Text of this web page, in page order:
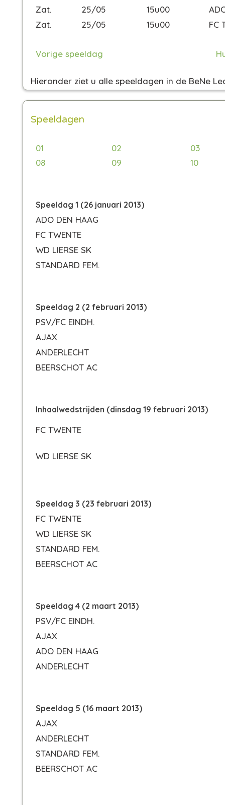
Zat.
25/05 15u00
Zat.
25/05 15u00 FC
Vorige speeldag
Hieronder ziet u alle speeldagen in de BeNe
Speeldagen
01 02
03
08
09 10
Speeldag 1 (26 januari 2013)
ADO DEN HAAG
FC TWENTE
WD LIERSE SK
STANDARD FEM.
Speeldag 2 (2 februari 2013)
PSV/FC EINDH.
AJAX
ANDERLECHT
BEERSCHOT AC
Inhaalwedstrijden (dinsdag 19 februari 2013)
FC TWENTE
WD LIERSE SK
Speeldag 3 (23 februari 2013)
FC TWENTE
WD LIERSE SK
STANDARD FEM.
BEERSCHOT AC
Speeldag 4 (2 maart 2013)
PSV/FC EINDH.
AJAX
ADO DEN HAAG
ANDERLECHT
Speeldag 5 (16 maart 2013)
AJAX
ANDERLECHT
STANDARD FEM.
BEERSCHOT AC